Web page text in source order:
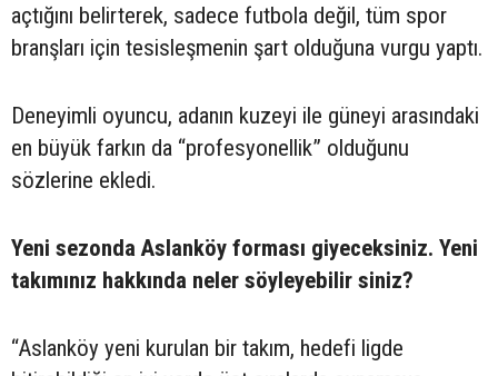
açtığını belirterek, sadece futbola değil, tüm spor
branşları için tesisleşmenin şart olduğuna vurgu yaptı.
Deneyimli oyuncu, adanın kuzeyi ile güneyi arasındaki
en büyük farkın da “profesyonellik” olduğunu
sözlerine ekledi.
Yeni sezonda Aslanköy forması giyeceksiniz. Yeni
takımınız hakkında neler söyleyebilir siniz?
“Aslanköy yeni kurulan bir takım, hedefi ligde